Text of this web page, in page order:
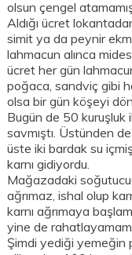
olsun çengel
Aldığı ücret
simit ya da peynir
lahmacun alınca
ücret her gün
poğaca, sandviç gibi
olsa bir gün köşeyi
Bugün de 50
savmıştı. Üstünden
üste iki bardak su
karnı gidiyordu.
Mağazadaki
ağrımaz, ishal olup
karnı ağrımaya
yine de
Şimdi yediği yemeğin